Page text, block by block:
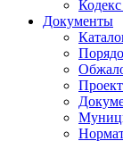
Документы